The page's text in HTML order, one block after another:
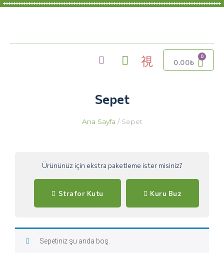
0.00₺
Sepet
Ana Sayfa / Sepet
Ürününüz için ekstra paketleme ister misiniz?
Strafor Kutu Kuru Buz
Sepetiniz şu anda boş.